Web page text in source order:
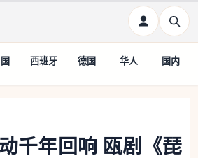
西班牙 德国 华人 国内
千年回响 瓯剧《琵